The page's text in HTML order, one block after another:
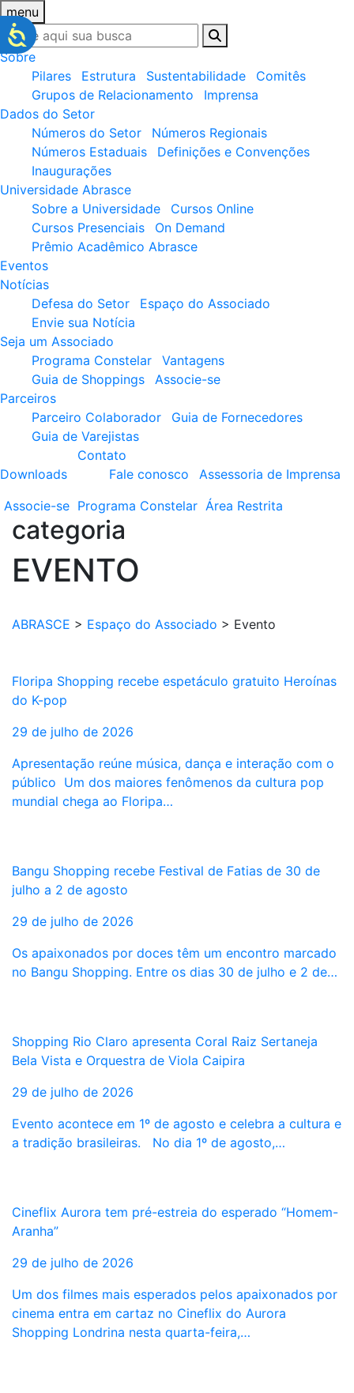
menu
Sobre
Pilares
Estrutura Sustentabilidade
Comitês
Grupos de Relacionamento
Imprensa
Dados do Setor
Números do Setor
Números Regionais
Números Estaduais
Definições e Convenções
Inaugurações
Universidade Abrasce
Sobre a Universidade
Cursos Online
Cursos Presenciais
On Demand
Prêmio Acadêmico Abrasce
Eventos
Notícias
Defesa do Setor
Espaço do Associado
Envie sua Notícia
Seja um Associado
Programa Constelar
Vantagens
Guia de Shoppings
Associe-se
Parceiros
Parceiro Colaborador
Guia de Fornecedores
Guia de Varejistas
Downloads
Contato
Fale conosco
Assessoria de Imprensa
Associe-se Programa Constelar Área Restrita
categoria
EVENTO
ABRASCE > Espaço do Associado > Evento
Floripa Shopping recebe espetáculo gratuito Heroínas
do K-pop
29 de julho de 2026
Apresentação reúne música, dança e interação com o
público Um dos maiores fenômenos da cultura pop
mundial chega ao Floripa…
Bangu Shopping recebe Festival de Fatias de 30 de
julho a 2 de agosto
29 de julho de 2026
Os apaixonados por doces têm um encontro marcado
no Bangu Shopping. Entre os dias 30 de julho e 2 de…
Shopping Rio Claro apresenta Coral Raiz Sertaneja
Bela Vista e Orquestra de Viola Caipira
29 de julho de 2026
Evento acontece em 1º de agosto e celebra a cultura e
a tradição brasileiras. No dia 1º de agosto,…
Cineflix Aurora tem pré-estreia do esperado “Homem-
Aranha”
29 de julho de 2026
Um dos filmes mais esperados pelos apaixonados por
cinema entra em cartaz no Cineflix do Aurora
Shopping Londrina nesta quarta-feira,…